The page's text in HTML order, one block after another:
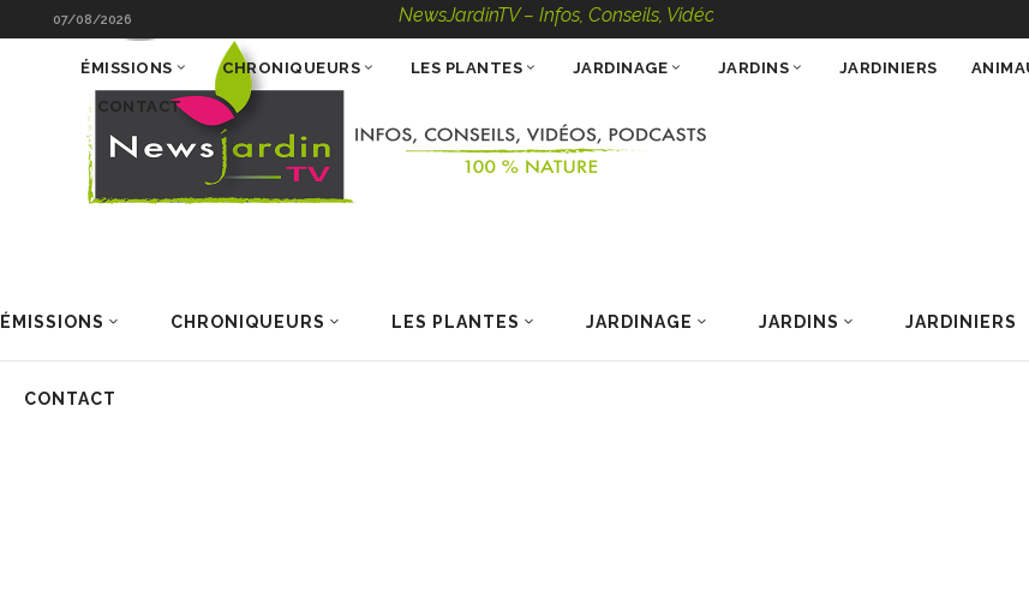
07/08/2026 NewsJardinTV – Infos, Conseils, Vidéos, Podcasts – 100 % Nature
ÉMISSIONS CHRONIQUEURS LES PLANTES JARDINAGE JARDINS JARDINIERS
CONTACT
ÉMISSIONS CHRONIQUEURS LES PLANTES JARDINAGE JARDINS JARDINIERS
CONTACT